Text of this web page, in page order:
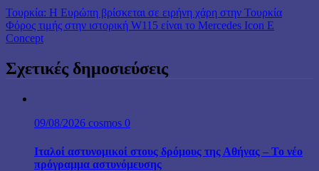
Τουρκία: Η Ευρώπη βρίσκεται σε ειρήνη χάρη στην Τουρκία
Φόρος τιμής στην ιστορική W115 είναι τo Mercedes Icon E
Concept
Σχετικές δημοσιεύσεις
09/08/2026 cosmos 0
Ιταλοί αστυνομικοί στους δρόμους της Αθήνας – Το νέο
πρόγραμμα αστυνόμευσης